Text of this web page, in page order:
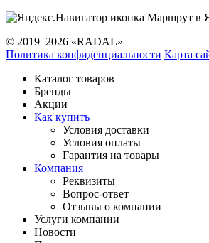
Маршрут в
© 2019–2026 «RADAL»
Политика конфиденциальности Карта
Каталог товаров
Бренды
Акции
Как купить
Условия доставки
Условия оплаты
Гарантия на товары
Компания
Реквизиты
Вопрос-ответ
Отзывы о компании
Услуги компании
Новости